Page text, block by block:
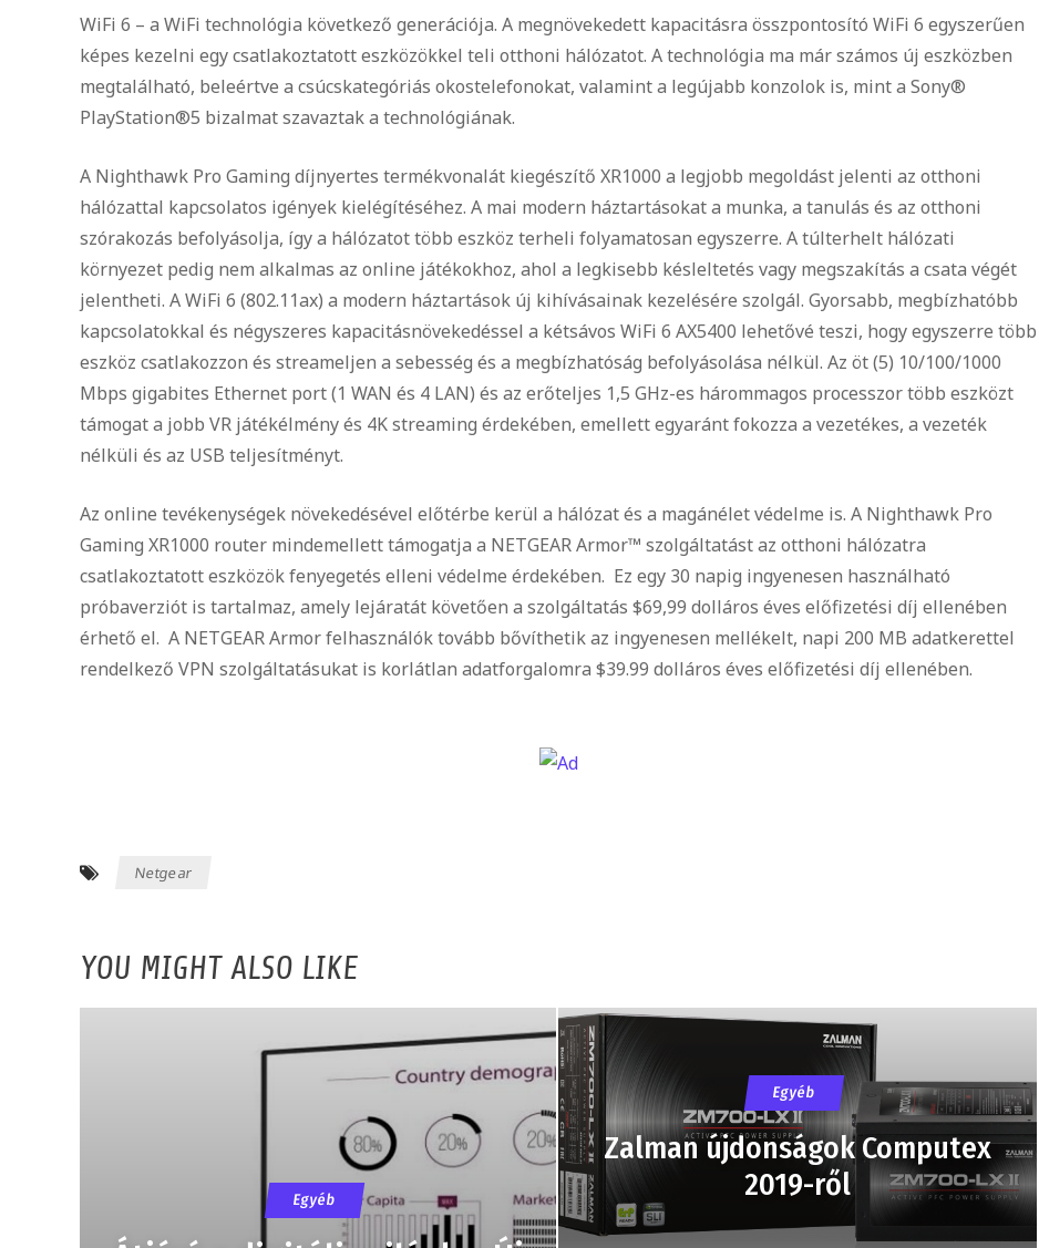
WiFi 6 – a WiFi technológia következő generációja. A megnövekedett kapacitásra összpontosító WiFi 6 egyszerűen
képes kezelni egy csatlakoztatott eszközökkel teli otthoni hálózatot. A technológia ma már számos új eszközben
megtalálható, beleértve a csúcskategóriás okostelefonokat, valamint a legújabb konzolok is, mint a Sony®
PlayStation®5 bizalmat szavaztak a technológiának.
A Nighthawk Pro Gaming díjnyertes termékvonalát kiegészítő XR1000 a legjobb megoldást jelenti az otthoni
hálózattal kapcsolatos igények kielégítéséhez. A mai modern háztartásokat a munka, a tanulás és az otthoni
szórakozás befolyásolja, így a hálózatot több eszköz terheli folyamatosan egyszerre. A túlterhelt hálózati
környezet pedig nem alkalmas az online játékokhoz, ahol a legkisebb késleltetés vagy megszakítás a csata végét
jelentheti. A WiFi 6 (802.11ax) a modern háztartások új kihívásainak kezelésére szolgál. Gyorsabb, megbízhatóbb
kapcsolatokkal és négyszeres kapacitásnövekedéssel a kétsávos WiFi 6 AX5400 lehetővé teszi, hogy egyszerre több
eszköz csatlakozzon és streameljen a sebesség és a megbízhatóság befolyásolása nélkül. Az öt (5) 10/100/1000
Mbps gigabites Ethernet port (1 WAN és 4 LAN) és az erőteljes 1,5 GHz-es hárommagos processzor több eszközt
támogat a jobb VR játékélmény és 4K streaming érdekében, emellett egyaránt fokozza a vezetékes, a vezeték
nélküli és az USB teljesítményt.
Az online tevékenységek növekedésével előtérbe kerül a hálózat és a magánélet védelme is. A Nighthawk Pro
Gaming XR1000 router mindemellett támogatja a NETGEAR Armor™ szolgáltatást az otthoni hálózatra
csatlakoztatott eszközök fenyegetés elleni védelme érdekében. Ez egy 30 napig ingyenesen használható
próbaverziót is tartalmaz, amely lejáratát követően a szolgáltatás $69,99 dolláros éves előfizetési díj ellenében
érhető el. A NETGEAR Armor felhasználók tovább bővíthetik az ingyenesen mellékelt, napi 200 MB adatkerettel
rendelkező VPN szolgáltatásukat is korlátlan adatforgalomra $39.99 dolláros éves előfizetési díj ellenében.
Netgear
YOU MIGHT ALSO LIKE
Egyéb
Egyéb
Zalman újdonságok Computex
2019-ről